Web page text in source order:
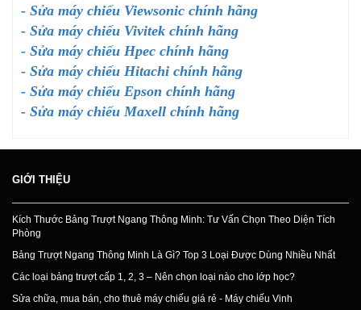
- Sửa máy chiếu Viewsonic chính hãng
- Sửa máy chiếu Vivitek chính hãng
- Sửa máy chiếu Hpec chính hãng
- Sửa máy chiếu Hitachi chính hãng
- Sửa máy chiếu Epson chính hãng
- Sửa máy chiếu Maxell chính hãng
GIỚI THIỆU
Kích Thước Bảng Trượt Ngang Thông Minh: Tư Vấn Chọn Theo Diện Tích
Phòng
Bảng Trượt Ngang Thông Minh Là Gì? Top 3 Loại Được Dùng Nhiều Nhất
Các loại bảng trượt cấp 1, 2, 3 – Nên chọn loại nào cho lớp học?
Sửa chữa, mua bán, cho thuê máy chiếu giá rẻ - Máy chiếu Vinh